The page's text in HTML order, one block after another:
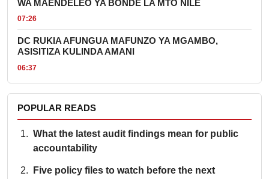
WA MAENDELEO YA BONDE LA MTO NILE
07:26
DC RUKIA AFUNGUA MAFUNZO YA MGAMBO,
ASISITIZA KULINDA AMANI
06:37
POPULAR READS
What the latest audit findings mean for public
accountability
Five policy files to watch before the next